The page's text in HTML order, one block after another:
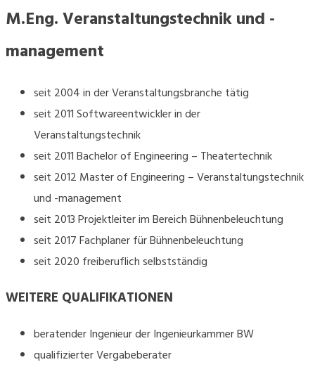
M.Eng. Veranstaltungstechnik und -
management
seit 2004 in der Veranstaltungsbranche tätig
seit 2011 Softwareentwickler in der
Veranstaltungstechnik
seit 2011 Bachelor of Engineering – Theatertechnik
seit 2012 Master of Engineering – Veranstaltungstechnik
und -management
seit 2013 Projektleiter im Bereich Bühnenbeleuchtung
seit 2017 Fachplaner für Bühnenbeleuchtung
seit 2020 freiberuflich selbstständig
WEITERE QUALIFIKATIONEN
beratender Ingenieur der Ingenieurkammer BW
qualifizierter Vergabeberater